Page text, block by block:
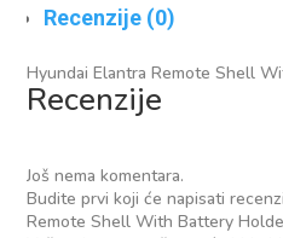
Recenzije (0)
Hyundai Elantra Remote Shell
Recenzije
Još nema komentara.
Budite prvi koji će napisati
Remote Shell With Battery